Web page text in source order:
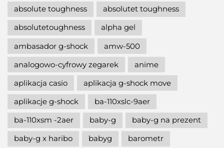
absolute toughness
absolutet toughness
absolutetoughness
alpha gel
ambasador g-shock
amw-500
analogowo-cyfrowy zegarek
anime
aplikacja casio
aplikacja g-shock move
aplikacje g-shock
ba-110xslc-9aer
ba-110xsm -2aer
baby-g
baby-g na prezent
baby-g x haribo
babyg
barometr